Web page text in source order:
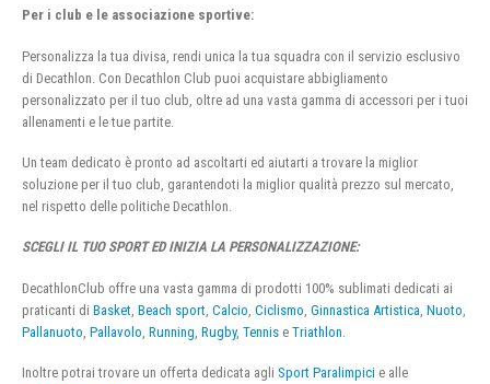
Per i club e le associazione sportive:
Personalizza la tua divisa, rendi unica la tua squadra con il servizio esclusivo
di Decathlon. Con Decathlon Club puoi acquistare abbigliamento
personalizzato per il tuo club, oltre ad una vasta gamma di accessori per i tuoi
allenamenti e le tue partite.
Un team dedicato è pronto ad ascoltarti ed aiutarti a trovare la miglior
soluzione per il tuo club, garantendoti la miglior qualità prezzo sul mercato,
nel rispetto delle politiche Decathlon.
SCEGLI IL TUO SPORT ED INIZIA LA PERSONALIZZAZIONE:
DecathlonClub offre una vasta gamma di prodotti 100% sublimati dedicati ai
praticanti di Basket Beach sport Calcio Ciclismo Ginnastica Artistica Nuoto
Pallanuoto Pallavolo Running Rugby, Tennis e Triathlon
Inoltre potrai trovare un offerta dedicata agli Sport Paralimpici e alle